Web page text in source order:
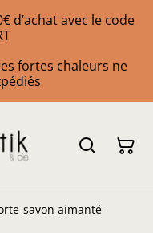
d’achat avec le code
fortes chaleurs ne
savon aimanté -